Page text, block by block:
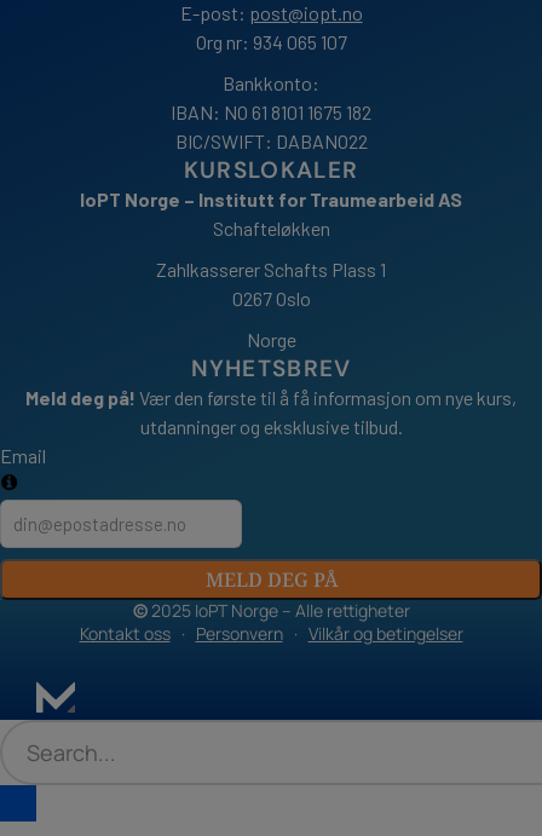
E-post: post@iopt.no
Org nr: 934 065 107
Bankkonto:
IBAN: NO 61 8101 1675 182
BIC/SWIFT: DABANO22
KURSLOKALER
IoPT Norge – Institutt for Traumearbeid AS
Schafteløkken
Zahlkasserer Schafts Plass 1
0267 Oslo
Norge
NYHETSBREV
Meld deg på! Vær den første til å få informasjon om nye kurs,
utdanninger og eksklusive tilbud.
Email
MELD DEG PÅ
©2025 IoPT Norge – Alle rettigheter
Kontakt oss· Personvern· Vilkår og betingelser